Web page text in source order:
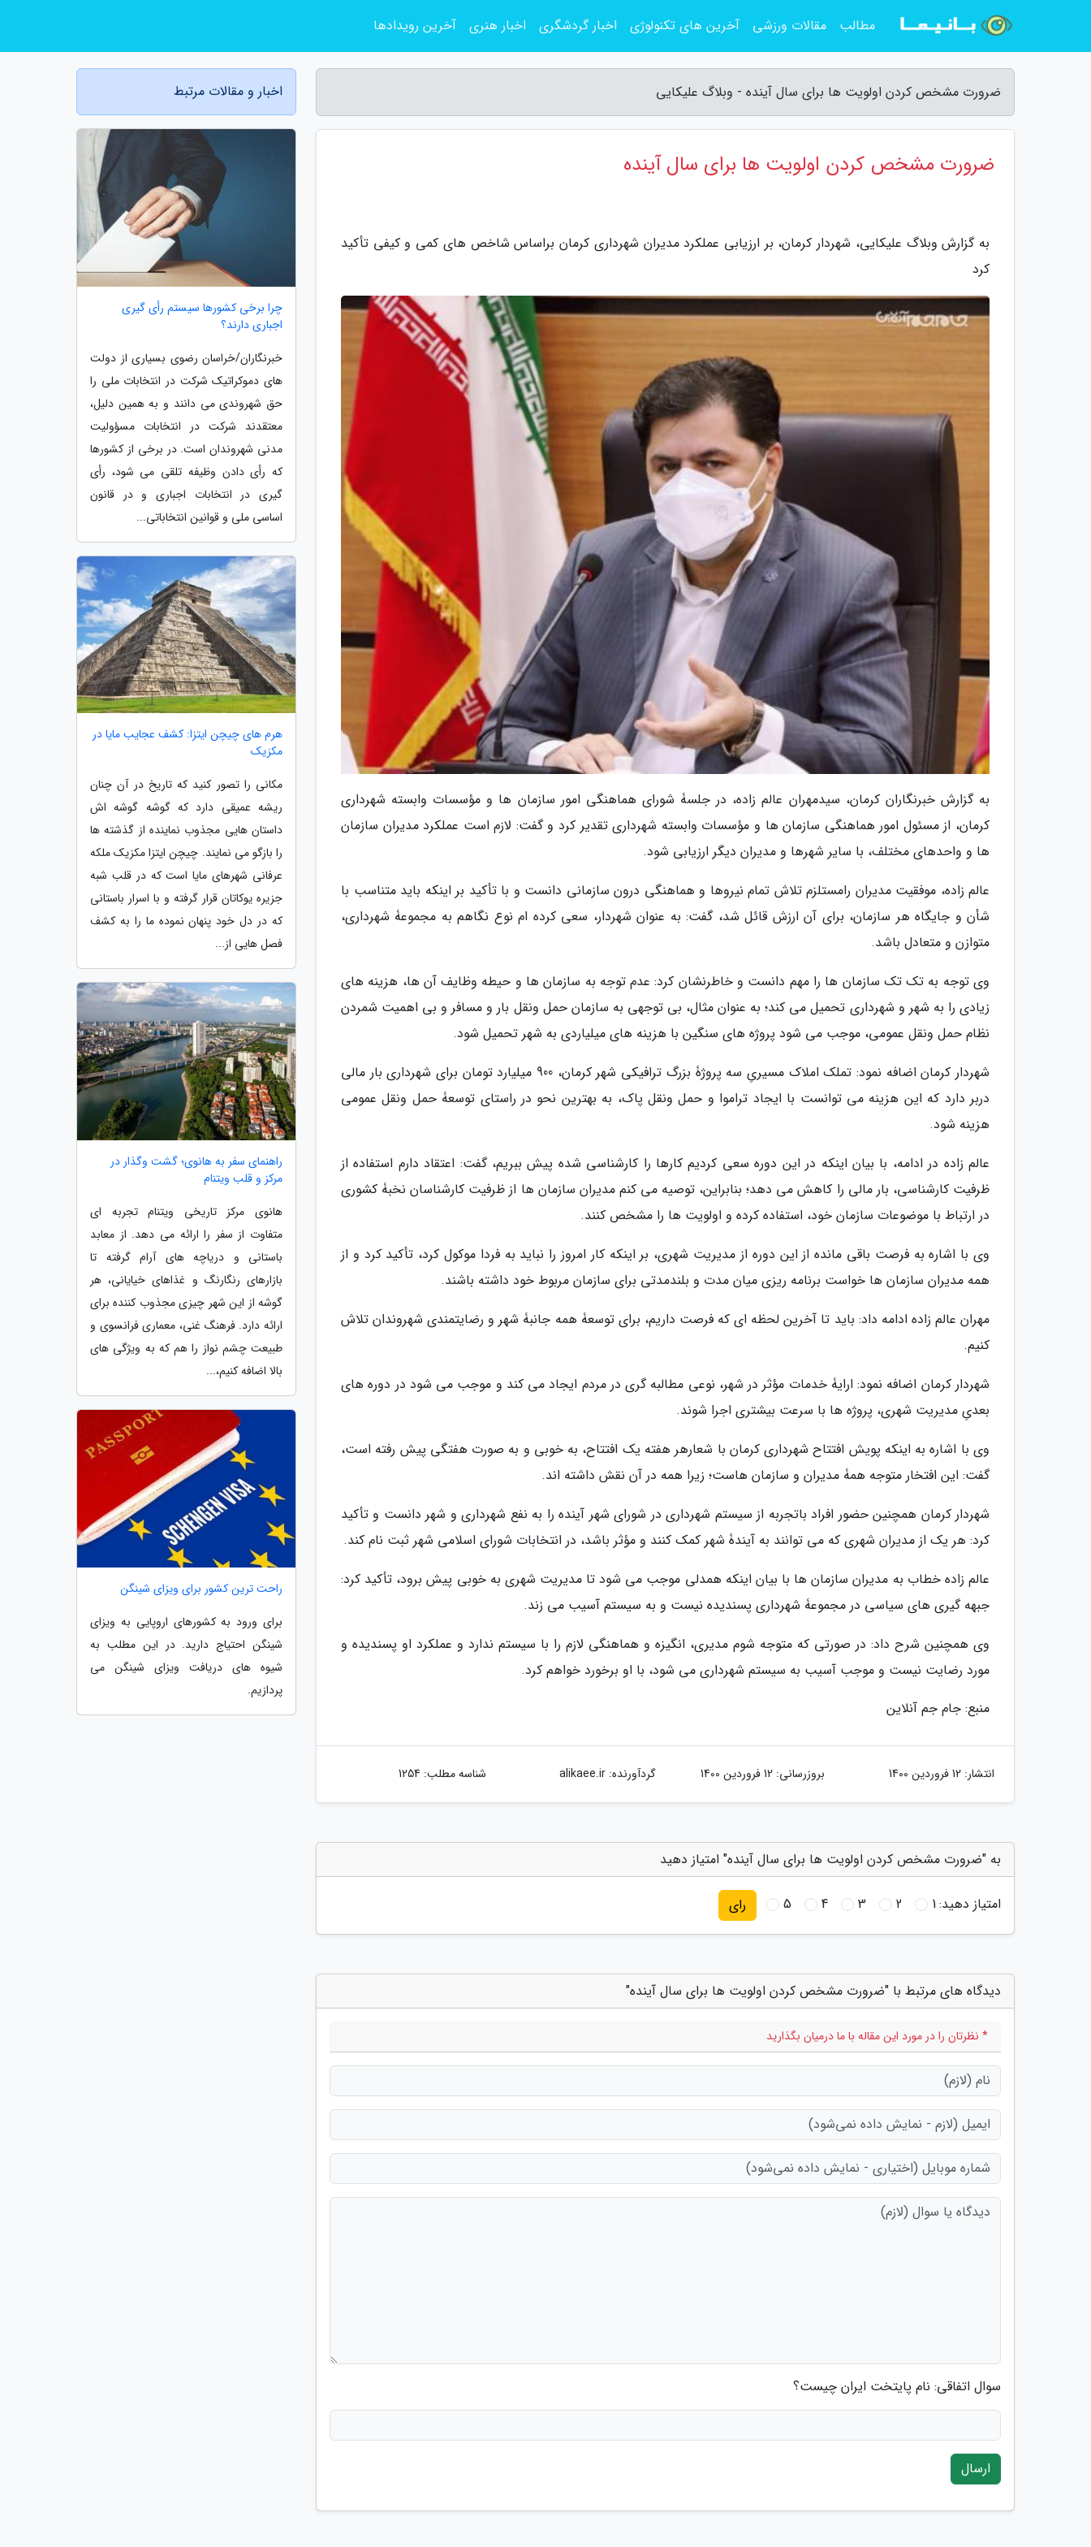
ضرورت مشخص کردن اولویت ها برای سال آینده - وبلاگ علیکایی
ضرورت مشخص کردن اولویت ها برای سال آینده
به گزارش وبلاگ علیکایی، شهردار کرمان، بر ارزیابی عملکرد مدیران شهرداری کرمان براساس شاخص های کمی و کیفی تأکید
کرد
به گزارش خبرنگاران کرمان، سیدمهران عالم زاده، در جلسۀ شورای هماهنگی امور سازمان ها و مؤسسات وابسته شهرداری
کرمان، از مسئول امور هماهنگی سازمان ها و مؤسسات وابسته شهرداری تقدیر کرد و گفت: لازم است عملکرد مدیران سازمان
ها و واحدهای مختلف، با سایر شهرها و مدیران دیگر ارزیابی شود.
عالم زاده، موفقیت مدیران رامستلزم تلاش تمام نیروها و هماهنگی درون سازمانی دانست و با تأکید بر اینکه باید متناسب با
شأن و جایگاه هر سازمان، برای آن ارزش قائل شد، گفت: به عنوان شهردار، سعی کرده ام نوع نگاهم به مجموعۀ شهرداری،
متوازن و متعادل باشد.
وی توجه به تک تک سازمان ها را مهم دانست و خاطرنشان کرد: عدم توجه به سازمان ها و حیطه وظایف آن ها، هزینه های
زیادی را به شهر و شهرداری تحمیل می کند؛ به عنوان مثال، بی توجهی به سازمان حمل ونقل بار و مسافر و بی اهمیت شمردن
نظام حمل ونقل عمومی، موجب می شود پروژه های سنگین با هزینه های میلیاردی به شهر تحمیل شود.
شهردار کرمان اضافه نمود: تملک املاک مسیریِ سه پروژۀ بزرگ ترافیکی شهر کرمان، 900 میلیارد تومان برای شهرداری بار مالی
دربر دارد که این هزینه می توانست با ایجاد تراموا و حمل ونقل پاک، به بهترین نحو در راستای توسعۀ حمل ونقل عمومی
هزینه شود.
عالم زاده در ادامه، با بیان اینکه در این دوره سعی کردیم کارها را کارشناسی شده پیش ببریم، گفت: اعتقاد دارم استفاده از
ظرفیت کارشناسی، بار مالی را کاهش می دهد؛ بنابراین، توصیه می کنم مدیران سازمان ها از ظرفیت کارشناسان نخبۀ کشوری
در ارتباط با موضوعات سازمان خود، استفاده کرده و اولویت ها را مشخص کنند.
وی با اشاره به فرصت باقی مانده از این دوره از مدیریت شهری، بر اینکه کار امروز را نباید به فردا موکول کرد، تأکید کرد و از
همه مدیران سازمان ها خواست برنامه ریزی میان مدت و بلندمدتی برای سازمان مربوط خود داشته باشند.
مهران عالم زاده ادامه داد: باید تا آخرین لحظه ای که فرصت داریم، برای توسعۀ همه جانبۀ شهر و رضایتمندی شهروندان تلاش
کنیم.
شهردار کرمان اضافه نمود: ارایۀ خدمات مؤثر در شهر، نوعی مطالبه گری در مردم ایجاد می کند و موجب می شود در دوره های
بعدیِ مدیریت شهری، پروژه ها با سرعت بیشتری اجرا شوند.
وی با اشاره به اینکه پویش افتتاح شهرداری کرمان با شعارهر هفته یک افتتاح، به خوبی و به صورت هفتگی پیش رفته است،
گفت: این افتخار متوجه همۀ مدیران و سازمان هاست؛ زیرا همه در آن نقش داشته اند.
شهردار کرمان همچنین حضور افراد باتجربه از سیستم شهرداری در شورای شهر آینده را به نفع شهرداری و شهر دانست و تأکید
کرد: هر یک از مدیران شهری که می توانند به آیندۀ شهر کمک کنند و مؤثر باشد، در انتخابات شورای اسلامی شهر ثبت نام کند.
عالم زاده خطاب به مدیران سازمان ها با بیان اینکه همدلی موجب می شود تا مدیریت شهری به خوبی پیش برود، تأکید کرد:
جبهه گیری های سیاسی در مجموعۀ شهرداری پسندیده نیست و به سیستم آسیب می زند.
وی همچنین شرح داد: در صورتی که متوجه شوم مدیری، انگیزه و هماهنگی لازم را با سیستم ندارد و عملکرد او پسندیده و
مورد رضایت نیست و موجب آسیب به سیستم شهرداری می شود، با او برخورد خواهم کرد.
منبع: جام جم آنلاین
انتشار: 12 فروردین 1400 بروزرسانی: 12 فروردین 1400 گردآورنده:alikaee.ir شناسه مطلب: 1254
به "ضرورت مشخص کردن اولویت ها برای سال آینده" امتیاز دهید
امتیاز دهید:1
2
3
4
5 رای
دیدگاه های مرتبط با "ضرورت مشخص کردن اولویت ها برای سال آینده"
* نظرتان را در مورد این مقاله با ما درمیان بگذارید
سوال اتفاقی: نام پایتخت ایران چیست؟
ارسال
اخبار و مقالات مرتبط
چرا برخی کشورها سیستم رأی گیری
اجباری دارند؟
خبرنگاران/خراسان رضوی بسیاری از دولت
های دموکراتیک شرکت در انتخابات ملی را
حق شهروندی می دانند و به همین دلیل،
معتقدند شرکت در انتخابات مسؤولیت
مدنی شهروندان است. در برخی از کشورها
که رأی دادن وظیفه تلقی می شود، رأی
گیری در انتخابات اجباری و در قانون
اساسی ملی و قوانین انتخاباتی...
هرم های چیچن ایتزا: کشف عجایب مایا در
مکزیک
مکانی را تصور کنید که تاریخ در آن چنان
ریشه عمیقی دارد که گوشه گوشه اش
داستان هایی مجذوب نماینده از گذشته ها
را بازگو می نمایند. چیچن ایتزا مکزیک ملکه
عرفانی شهرهای مایا است که در قلب شبه
جزیره یوکاتان قرار گرفته و با اسرار باستانی
که در دل خود پنهان نموده ما را به کشف
فصل هایی از...
راهنمای سفر به هانوی؛ گشت وگذار در
مرکز و قلب ویتنام
هانوی مرکز تاریخی ویتنام تجربه ای
متفاوت از سفر را ارائه می دهد. از معابد
باستانی و دریاچه های آرام گرفته تا
بازارهای رنگارنگ و غذاهای خیایانی، هر
گوشه از این شهر چیزی مجذوب کننده برای
ارائه دارد. فرهنگ غنی، معماری فرانسوی و
طبیعت چشم نواز را هم که به ویژگی های
بالا اضافه کنیم،...
راحت ترین کشور برای ویزای شینگن
برای ورود به کشورهای اروپایی به ویزای
شینگن احتیاج دارید. در این مطلب به
شیوه های دریافت ویزای شینگن می
پردازیم.
مطالب مقالات ورزشی آخرین های تکنولوژی اخبار گردشگری اخبار هنری آخرین رویدادها